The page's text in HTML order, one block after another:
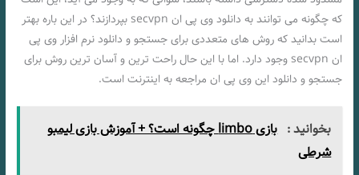
که چگونه می توانند به دانلود وی پی ان secvpn بپردازند؟ در این باره بهتر
است بدانید که روش‌ های متعددی برای جستجو و دانلود نرم افزار وی پی
ان secvpn وجود دارد. اما با این حال راحت ترین و آسان ترین روش برای
جستجو و دانلود این وی پی ان مراجعه به اینترنت است.
بخوانید :
بازی limbo چگونه است؟ + آموزش بازی لیمبو
شرطی